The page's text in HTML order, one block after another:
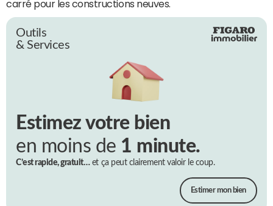
carré pour les constructions neuves.
Outils
& Services
Estimez votre bien
en moins de 1 minute.
C’est rapide, gratuit…et ça peut clairement valoir le coup.
Estimer mon bien